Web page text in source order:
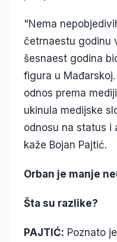
"Nema
četrnaestu godinu
šesnaest godina
figura u
odnos prema
ukinula medijske
odnosu na status i
kaže Bojan Pajtić.
Orban je manje
Šta su razlike?
PAJTIĆ: Poznato